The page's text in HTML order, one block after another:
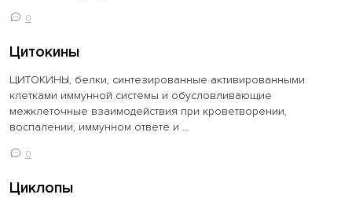
0
Цитокины
ЦИТОКИНЫ, белки, синтезированные активированными
клетками иммунной системы и обусловливающие
межклеточные взаимодействия при кроветворении,
воспалении, иммунном ответе и ...
0
Циклопы